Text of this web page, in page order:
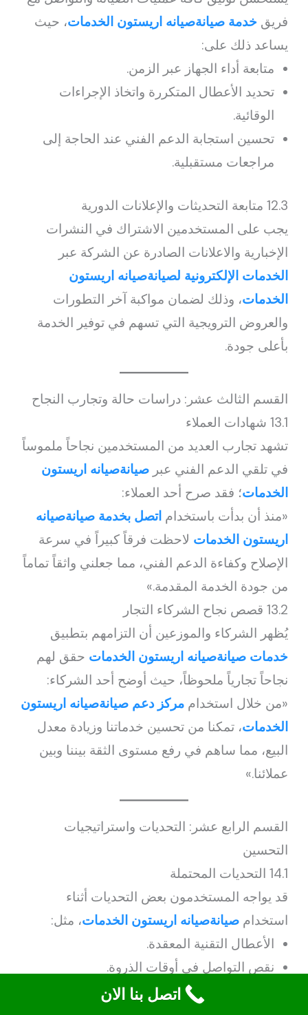
فريقخدمة صيانةصيانه اريستون الخدمات، حيث
يساعد ذلك على:
متابعة أداء الجهاز عبر الزمن.
تحديد الأعطال المتكررة واتخاذ الإجراءات
الوقائية.
تحسين استجابة الدعم الفني عند الحاجة إلى
مراجعات مستقبلية.
12.3 متابعة التحديثات والإعلانات الدورية
يجب على المستخدمين الاشتراك في النشرات
الإخبارية والاعلانات الصادرة عن الشركة عبر
الخدمات الإلكترونية لصيانةصيانه اريستون
الخدمات، وذلك لضمان مواكبة آخر التطورات
والعروض الترويجية التي تسهم في توفير الخدمة
بأعلى جودة.
القسم الثالث عشر: دراسات حالة وتجارب النجاح
13.1 شهادات العملاء
تشهد تجارب العديد من المستخدمين نجاحاً ملموساً
في تلقي الدعم الفني عبرصيانةصيانه اريستون
الخدمات؛ فقد صرح أحد العملاء:
«منذ أن بدأت باستخداماتصل بخدمة صيانةصيانه
اريستون الخدمات لاحظت فرقاً كبيراً في سرعة
الإصلاح وكفاءة الدعم الفني، مما جعلني واثقاً تماماً
من جودة الخدمة المقدمة.»
13.2 قصص نجاح الشركاء التجار
يُظهر الشركاء والموزعين أن التزامهم بتطبيق
خدمات صيانةصيانه اريستون الخدمات حقق لهم
نجاحاً تجارياً ملحوظاً، حيث أوضح أحد الشركاء:
«من خلال استخداممركز دعم صيانةصيانه اريستون
الخدمات، تمكنا من تحسين خدماتنا وزيادة معدل
البيع، مما ساهم في رفع مستوى الثقة بيننا وبين
عملائنا.»
القسم الرابع عشر: التحديات واستراتيجيات
التحسين
14.1 التحديات المحتملة
قد يواجه المستخدمون بعض التحديات أثناء
استخدامصيانةصيانه اريستون الخدمات، مثل:
الأعطال التقنية المعقدة.
نقص التواصل في أوقات الذروة.
التحديات الناتجة عن الاستخدام المستمر.
اتصل بنا الان